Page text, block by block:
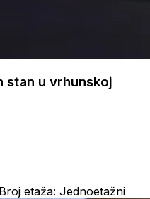
stan u vrhunskoj
Broj etaža: Jednoetažni